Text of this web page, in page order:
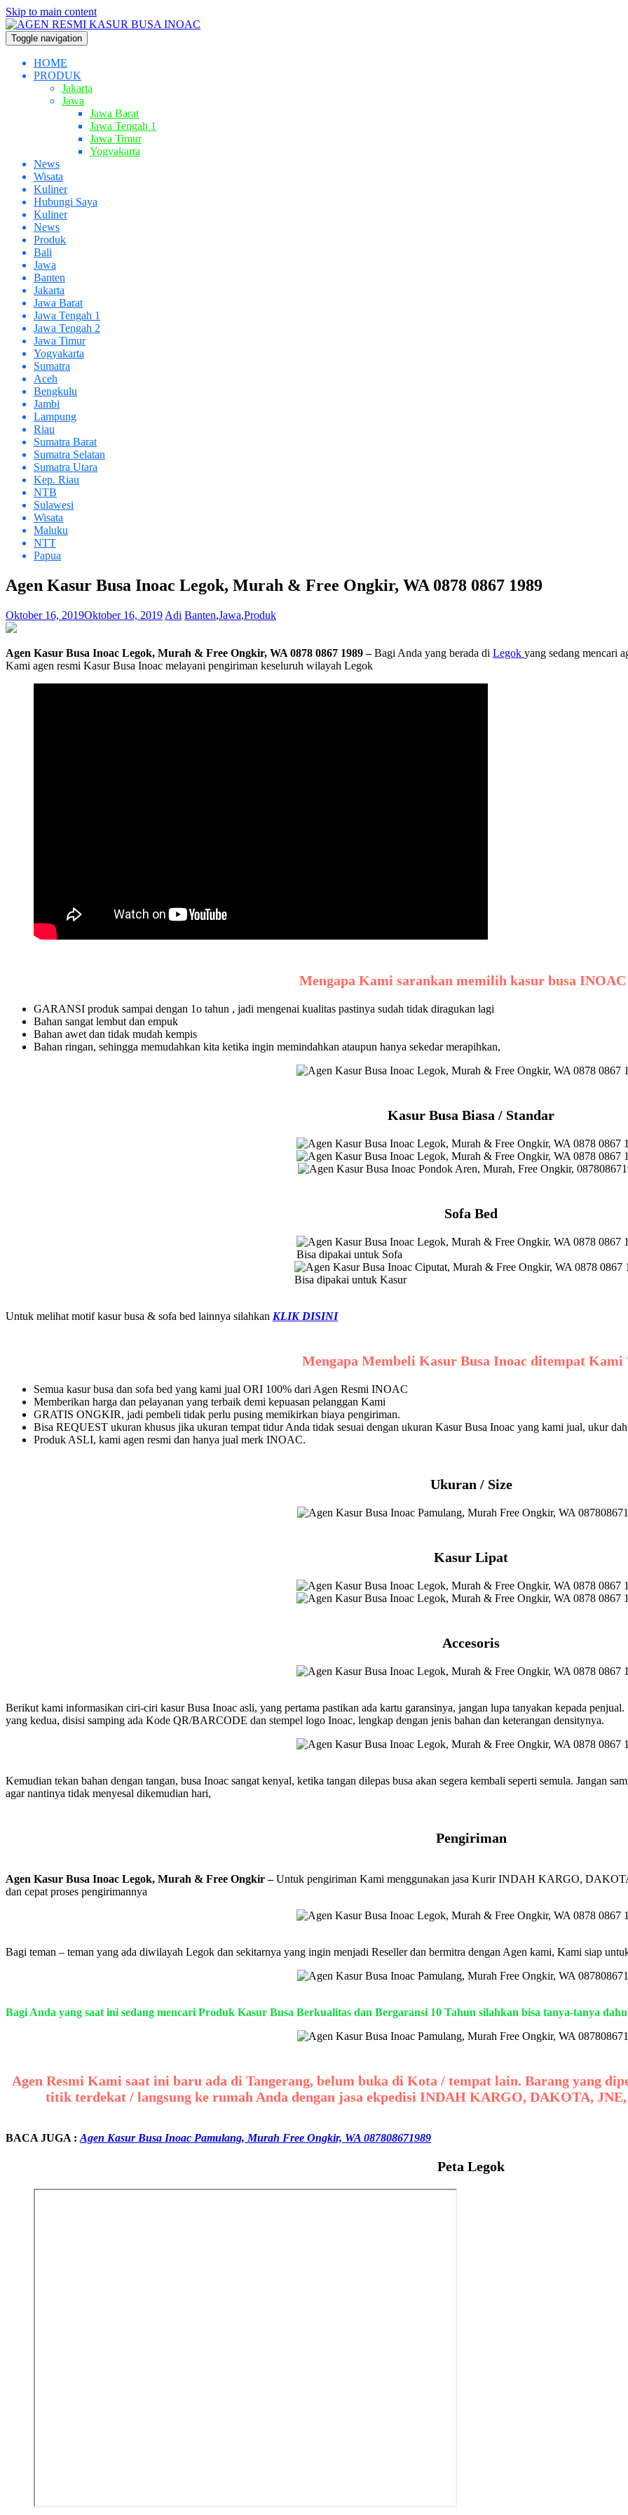
Skip to main content
Toggle navigation
HOME
PRODUK
Jakarta
Jawa
Jawa Barat
Jawa Tengah 1
Jawa Timur
Yogyakarta
News
Wisata
Kuliner
Hubungi Saya
Kuliner
News
Produk
Bali
Jawa
Banten
Jakarta
Jawa Barat
Jawa Tengah 1
Jawa Tengah 2
Jawa Timur
Yogyakarta
Sumatra
Aceh
Bengkulu
Jambi
Lampung
Riau
Sumatra Barat
Sumatra Selatan
Sumatra Utara
Kep. Riau
NTB
Sulawesi
Wisata
Maluku
NTT
Papua
Agen Kasur Busa Inoac Legok, Murah & Free Ongkir, WA 0878 0867 1989
Oktober 16, 2019Oktober 16, 2019 Adi Banten,Jawa,Produk
Agen Kasur Busa Inoac Legok, Murah & Free Ongkir, WA 0878 0867 1989 –Bagi Anda yang berada di Legok yang sedang mencari
Kami agen resmi Kasur Busa Inoac melayani pengiriman keseluruh wilayah Legok
Mengapa Kami sarankan memilih kasur busa INOAC
GARANSI produk sampai dengan 1o tahun , jadi mengenai kualitas pastinya sudah tidak diragukan lagi
Bahan sangat lembut dan empuk
Bahan awet dan tidak mudah kempis
Bahan ringan, sehingga memudahkan kita ketika ingin memindahkan ataupun hanya sekedar merapihkan,
Kasur Busa Biasa / Standar
Sofa Bed
Bisa dipakai untuk Sofa
Bisa dipakai untuk Kasur
Untuk melihat motif kasur busa & sofa bed lainnya silahkan KLIK DISINI
Mengapa Membeli Kasur Busa Inoac ditempat Kami
Semua kasur busa dan sofa bed yang kami jual ORI 100% dari Agen Resmi INOAC
Memberikan harga dan pelayanan yang terbaik demi kepuasan pelanggan Kami
GRATIS ONGKIR, jadi pembeli tidak perlu pusing memikirkan biaya pengiriman.
Bisa REQUEST ukuran khusus jika ukuran tempat tidur Anda tidak sesuai dengan ukuran Kasur Busa Inoac yang kami jual, ukur
Produk ASLI, kami agen resmi dan hanya jual merk INOAC.
Ukuran / Size
Kasur Lipat
Accesoris
Berikut kami informasikan ciri-ciri kasur Busa Inoac asli, yang pertama pastikan ada kartu garansinya, jangan lupa tanyakan kepada penjual.
yang kedua, disisi samping ada Kode QR/BARCODE dan stempel logo Inoac, lengkap dengan jenis bahan dan keterangan densitynya.
Kemudian tekan bahan dengan tangan, busa Inoac sangat kenyal, ketika tangan dilepas busa akan segera kembali seperti semula. Jangan
agar nantinya tidak menyesal dikemudian hari,
Pengiriman
Agen Kasur Busa Inoac Legok, Murah & Free Ongkir –Untuk pengiriman Kami menggunakan jasa Kurir INDAH KARGO,
dan cepat proses pengirimannya
Bagi teman – teman yang ada diwilayah Legok dan sekitarnya yang ingin menjadi Reseller dan bermitra dengan Agen kami, Kami siap
Bagi Anda yang saat ini sedang mencari Produk Kasur Busa Berkualitas dan Bergaransi 10 Tahun silahkan bisa tanya-tanya
Agen Resmi Kami saat ini baru ada di Tangerang, belum buka di Kota / tempat lain. Barang yang
titik terdekat / langsung ke rumah Anda dengan jasa ekpedisi INDAH KARGO, DAKOTA, JNE,
BACA JUGA : Agen Kasur Busa Inoac Pamulang, Murah Free Ongkir, WA 087808671989
Peta Legok